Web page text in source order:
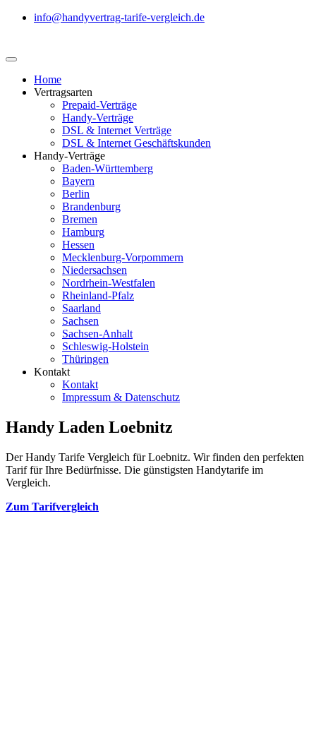
info@handyvertrag-tarife-vergleich.de
Home
Vertragsarten
Prepaid-Verträge
Handy-Verträge
DSL & Internet Verträge
DSL & Internet Geschäftskunden
Handy-Verträge
Baden-Württemberg
Bayern
Berlin
Brandenburg
Bremen
Hamburg
Hessen
Mecklenburg-Vorpommern
Niedersachsen
Nordrhein-Westfalen
Rheinland-Pfalz
Saarland
Sachsen
Sachsen-Anhalt
Schleswig-Holstein
Thüringen
Kontakt
Kontakt
Impressum & Datenschutz
Handy Laden Loebnitz
Der Handy Tarife Vergleich für Loebnitz. Wir finden den perfekten
Tarif für Ihre Bedürfnisse. Die günstigsten Handytarife im
Vergleich.
Zum Tarifvergleich